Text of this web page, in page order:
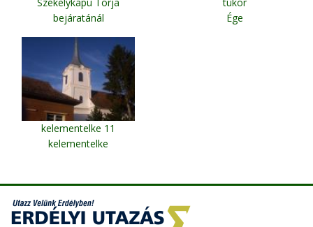
Székelykapu Torja
bejáratánál
tükör
Ége
kelementelke 11
kelementelke